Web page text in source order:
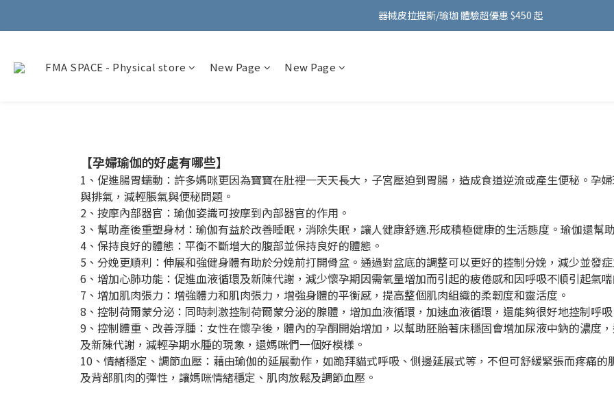
FMA ACTIVE 服飾首購 599 元免運費！加入會員贈 100 元購物金～
器械皮拉提斯/瑜珈 體驗超優惠 $450 起
FMA SPACE - Physical store New Page New Page
【孕婦瑜伽的好處有哪些】
1、促進腸胃蠕動：許多媽咪更因為寶寶在肚裡一天天長大，子宮壓迫到胃腸，造成食道逆流或產生便秘。孕
與排氣，減輕脹氣與便秘問題。
2、按摩內部器官：瑜伽姿識可按摩到內部器官的作用。
3、幫助產後重塑身材：瑜伽有益於改善睡眠，消除失眠，讓人健康舒適.形成積極健康的生活態度。瑜伽還幫
4、保持良好的體態：平衡不斷增大的腹部並保持良好的體態。
5、分娩更順利：伸展和強健身體有助於分娩前打開骨盆。通過對盆底的調整可以更好的控制分娩，減少並發
6、增加心肺功能：促進血液循環及新陳代謝，減少懷孕期因需氧量增加而引起的疲倦感和因呼吸不順引起氣喘
7、增加肌肉張力：增強體力和肌肉張力，增強身體的平衡感，提高整個肌肉組織的柔韌度和靈活度。
8、控制荷爾蒙分泌：同時刺激控制荷爾蒙分泌的腺體，增加血液循環，加速血液循環，還能夠很好地控制呼吸
9、控制體重、改善浮腫：女性在懷孕後，體內的孕酮開始增加，以幫助胚胎著床穩固會增加尿液中鈉的濃度
及新陳代謝，減輕孕期水腫的現象，還媽咪們一個好模樣。
10、情緒穩定、調節血壓：藉由瑜伽的延展動作，如跪拜貓式呼吸、側邊延展式等，不但可舒緩緊張而疼痛
及背部肌肉的彈性​​，讓媽咪情緒穩定、肌肉放鬆及調節血壓。